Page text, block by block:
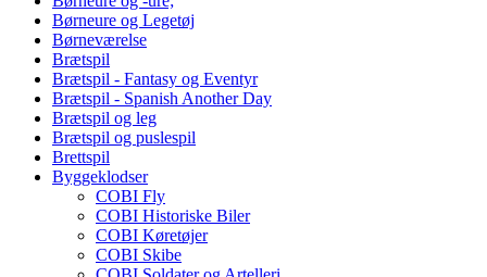
Børneure og Legetøj
Børneværelse
Brætspil
Brætspil - Fantasy og Eventyr
Brætspil - Spanish Another Day
Brætspil og leg
Brætspil og puslespil
Brettspil
Byggeklodser
COBI Fly
COBI Historiske Biler
COBI Køretøjer
COBI Skibe